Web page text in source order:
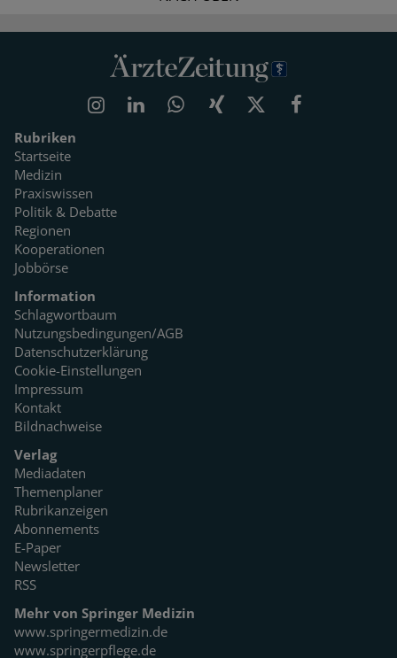
Rubriken
Startseite
Medizin
Praxiswissen
Politik & Debatte
Regionen
Kooperationen
Jobbörse
Information
Schlagwortbaum
Nutzungsbedingungen/AGB
Datenschutzerklärung
Cookie-Einstellungen
Impressum
Kontakt
Bildnachweise
Verlag
Mediadaten
Themenplaner
Rubrikanzeigen
Abonnements
E-Paper
Newsletter
RSS
Mehr von Springer Medizin
www.springermedizin.de
www.springerpflege.de